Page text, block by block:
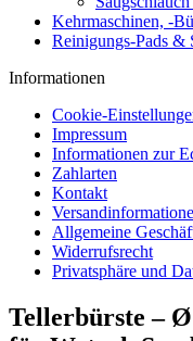
Kehrmaschinen, -
Reinigungs-Pads &
Informationen
Cookie-
Impressum
Informationen zur
Zahlarten
Kontakt
Allgemeine
Widerrufsrecht
Privatsphäre und
Tellerbürste –